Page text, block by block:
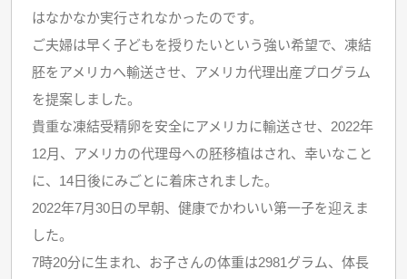
はなかなか実行されなかったのです。
ご夫婦は早く子どもを授りたいという強い希望で、凍結
胚をアメリカへ輸送させ、アメリカ代理出産プログラム
を提案しました。
貴重な凍結受精卵を安全にアメリカに輸送させ、2022年
12月、アメリカの代理母への胚移植はされ、幸いなこと
に、14日後にみごとに着床されました。
2022年7月30日の早朝、健康でかわいい第一子を迎えま
した。
7時20分に生まれ、お子さんの体重は2981グラム、体長